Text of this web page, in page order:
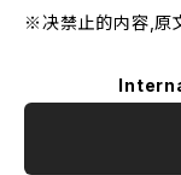
※决禁止的内容,原